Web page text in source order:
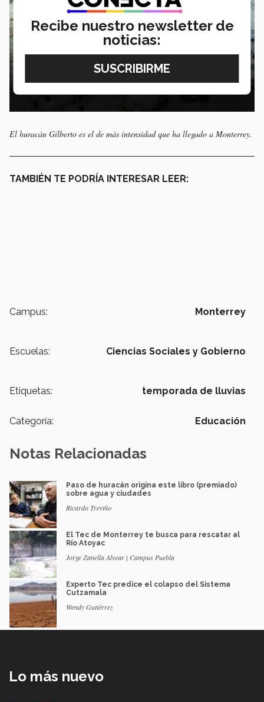
El huracán Gilberto es el de más intensidad que ha llegado a Monterrey.
TAMBIÉN TE PODRÍA INTERESAR LEER:
Campus: Monterrey
Escuelas: Ciencias Sociales y Gobierno
Etiquetas: temporada de lluvias
Categoría: Educación
Notas Relacionadas
Paso de huracán origina este libro (premiado)
sobre agua y ciudades
Ricardo Treviño
El Tec de Monterrey te busca para rescatar al
Río Atoyac
Jorge Zanella Alvear | Campus Puebla
Experto Tec predice el colapso del Sistema
Cutzamala
Wendy Gutiérrez
Lo más nuevo
Recibe nuestro newsletter de
noticias: